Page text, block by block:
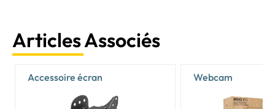
Articles Associés
Accessoire écran Webcam